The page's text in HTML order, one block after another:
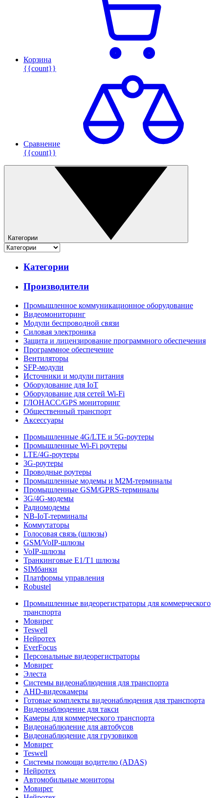
Корзина
{{count}}
Сравнение
{{count}}
Категории
Категории
Производители
Промышленное коммуникационное оборудование
Видеомониторинг
Модули беспроводной связи
Силовая электроника
Защита и лицензирование программного обеспечения
Программное обеспечение
Вентиляторы
SFP-модули
Источники и модули питания
Оборудование для IoT
Оборудование для сетей Wi-Fi
ГЛОНАСС/GPS мониторинг
Общественный транспорт
Аксессуары
Промышленные 4G/LTE и 5G-роутеры
Промышленные Wi-Fi роутеры
LTE/4G-роутеры
3G-роутеры
Проводные роутеры
Промышленные модемы и M2M-терминалы
Промышленные GSM/GPRS-терминалы
3G/4G-модемы
Радиомодемы
NB-IoT-терминалы
Коммутаторы
Голосовая связь (шлюзы)
GSM/VoIP-шлюзы
VoIP-шлюзы
Транкинговые E1/T1 шлюзы
SIMбанки
Платформы управления
Robustel
Промышленные видеорегистраторы для коммерческого
транспорта
Мовирег
Teswell
Нейротех
EverFocus
Персональные видеорегистраторы
Мовирег
Элеста
Системы видеонаблюдения для транспорта
AHD-видеокамеры
Готовые комплекты видеонаблюдения для транспорта
Видеонаблюдение для такси
Камеры для коммерческого транспорта
Видеонаблюдение для автобусов
Видеонаблюдение для грузовиков
Мовирег
Teswell
Системы помощи водителю (ADAS)
Нейротех
Автомобильные мониторы
Мовирег